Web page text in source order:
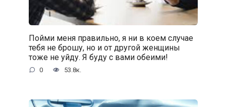
Пойми меня правильно, я ни в коем случае
тебя не брошу, но и от другой женщины
тоже не уйду. Я буду с вами обеими!
0 53.8к.